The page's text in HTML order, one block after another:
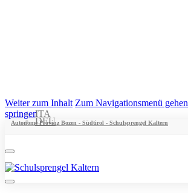
Weiter zum Inhalt Zum Navigationsmenü gehen
springen
Autonome Provinz Bozen - Südtirol - Schulsprengel Kaltern
ITA
DEU